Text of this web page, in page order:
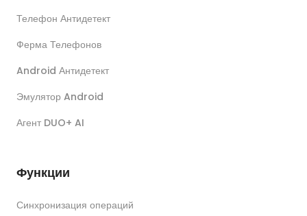
Телефон Антидетект
Ферма Телефонов
Android Антидетект
Эмулятор Android
Агент DUO+ AI
Функции
Синхронизация операций